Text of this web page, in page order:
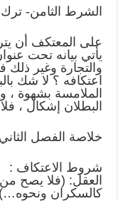
الشرط الثامن-
على المعتكف أن
يأتي بيانه تحت
والتجارة وغير
اعتكافه ؟ لا شك
الملامسة بشهوة
البطلان إشكال ،
خلاصة الفصل
شروط الاعتكاف :
العقل: (فلا يصح
كالسكران ونحوه…)